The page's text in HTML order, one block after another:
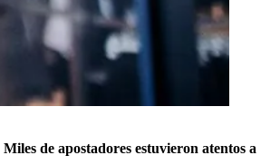
Miles de apostadores estuvieron atentos a